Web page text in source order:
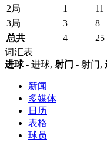
2局
1 11
3局
3 8
总共
4 25
词汇表
进球- 进球, 射门 - 射门,
新闻
多媒体
日历
表格
球员